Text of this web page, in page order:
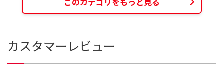
カスタマーレビュー